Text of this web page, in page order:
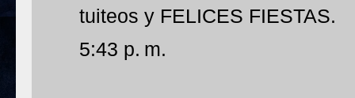
tuiteos y FELICES FIESTAS.
5:43 p. m.